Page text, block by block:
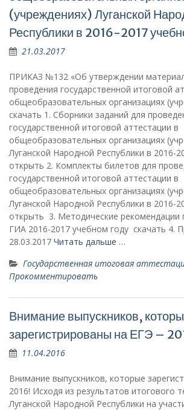
(учреждениях) Луганской
Республики в 2016-2017
21.03.2017
ПРИКАЗ №132 «Об утверждении
проведения государственной итоговой
общеобразовательных организациях
скачать 1. Сборники заданий для
государственной итоговой аттестации в
общеобразовательных организациях
Луганской Народной Республики в 2016-
открыть 2. Комплекты билетов для
государственной итоговой аттестации в
общеобразовательных организациях
Луганской Народной Республики в 2016-
открыть 3. Методические рекомендации
ГИА 2016-2017 учебном году скачать 4.
28.03.2017 Читать дальше …
Государственная итоговая
Прокомментировать
Внимание выпускников,
зарегистрированы на ЕГЭ –
11.04.2016
Внимание выпускников, которые
2016! Исходя из результатов итогового
Луганской Народной Республики на